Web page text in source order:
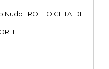
TROFEO CITTA' DI